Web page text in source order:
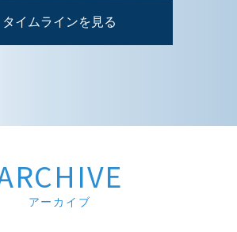
タイムラインを見る
アーカイブ